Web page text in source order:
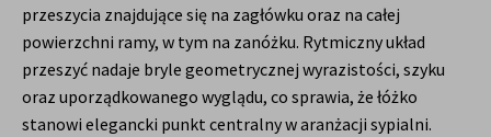
przeszycia znajdujące się na zagłówku oraz na całej
powierzchni ramy, w tym na zanóżku. Rytmiczny układ
przeszyć nadaje bryle geometrycznej wyrazistości, szyku
oraz uporządkowanego wyglądu, co sprawia, że łóżko
stanowi elegancki punkt centralny w aranżacji sypialni.